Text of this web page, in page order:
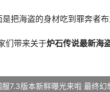
把海盗的身材吃到罪奔者
们带来关于炉石传说最新海
服7.3版本新鲜曝光来啦 最终幻